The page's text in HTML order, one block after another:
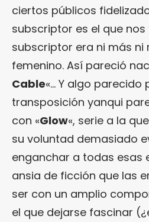
ciertos públicos
subscriptor es el que
subscriptor era ni más ni
femenino. Así pareció
Cable«… Y algo parecido
transposición yanqui
con «Glow«, serie a la
su voluntad demasiado
enganchar a todas esas
ansia de ficción que las
ser con un amplio
el que dejarse fascinar